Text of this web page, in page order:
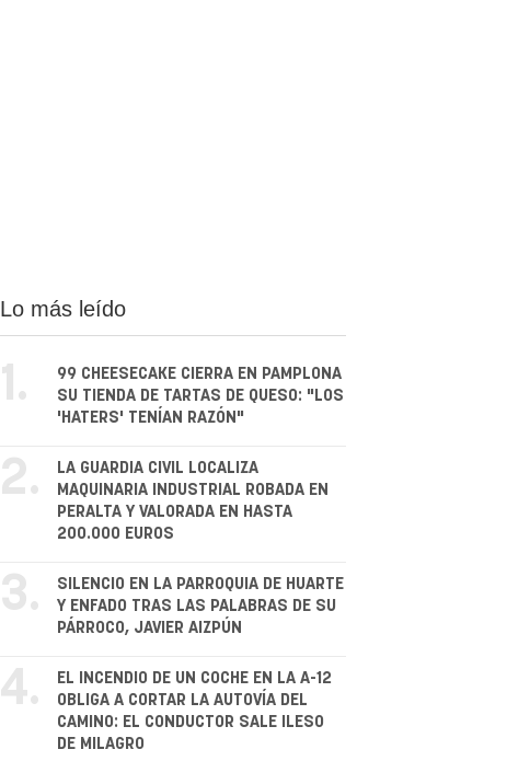
Lo más leído
1.
99 CHEESECAKE CIERRA EN PAMPLONA
SU TIENDA DE TARTAS DE QUESO: "LOS
'HATERS' TENÍAN RAZÓN"
2.
LA GUARDIA CIVIL LOCALIZA
MAQUINARIA INDUSTRIAL ROBADA EN
PERALTA Y VALORADA EN HASTA
200.000 EUROS
3.
SILENCIO EN LA PARROQUIA DE HUARTE
Y ENFADO TRAS LAS PALABRAS DE SU
PÁRROCO, JAVIER AIZPÚN
4.
EL INCENDIO DE UN COCHE EN LA A-12
OBLIGA A CORTAR LA AUTOVÍA DEL
CAMINO: EL CONDUCTOR SALE ILESO
DE MILAGRO